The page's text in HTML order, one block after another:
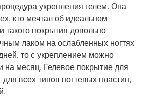
укрепления гелем. Она
кто мечтал об идеальном
такого покрытия довольно
лаком на ослабленных ногтях
то с укреплением можно
на месяц. Гелевое покрытие для
всех типов ногтевых пластин,